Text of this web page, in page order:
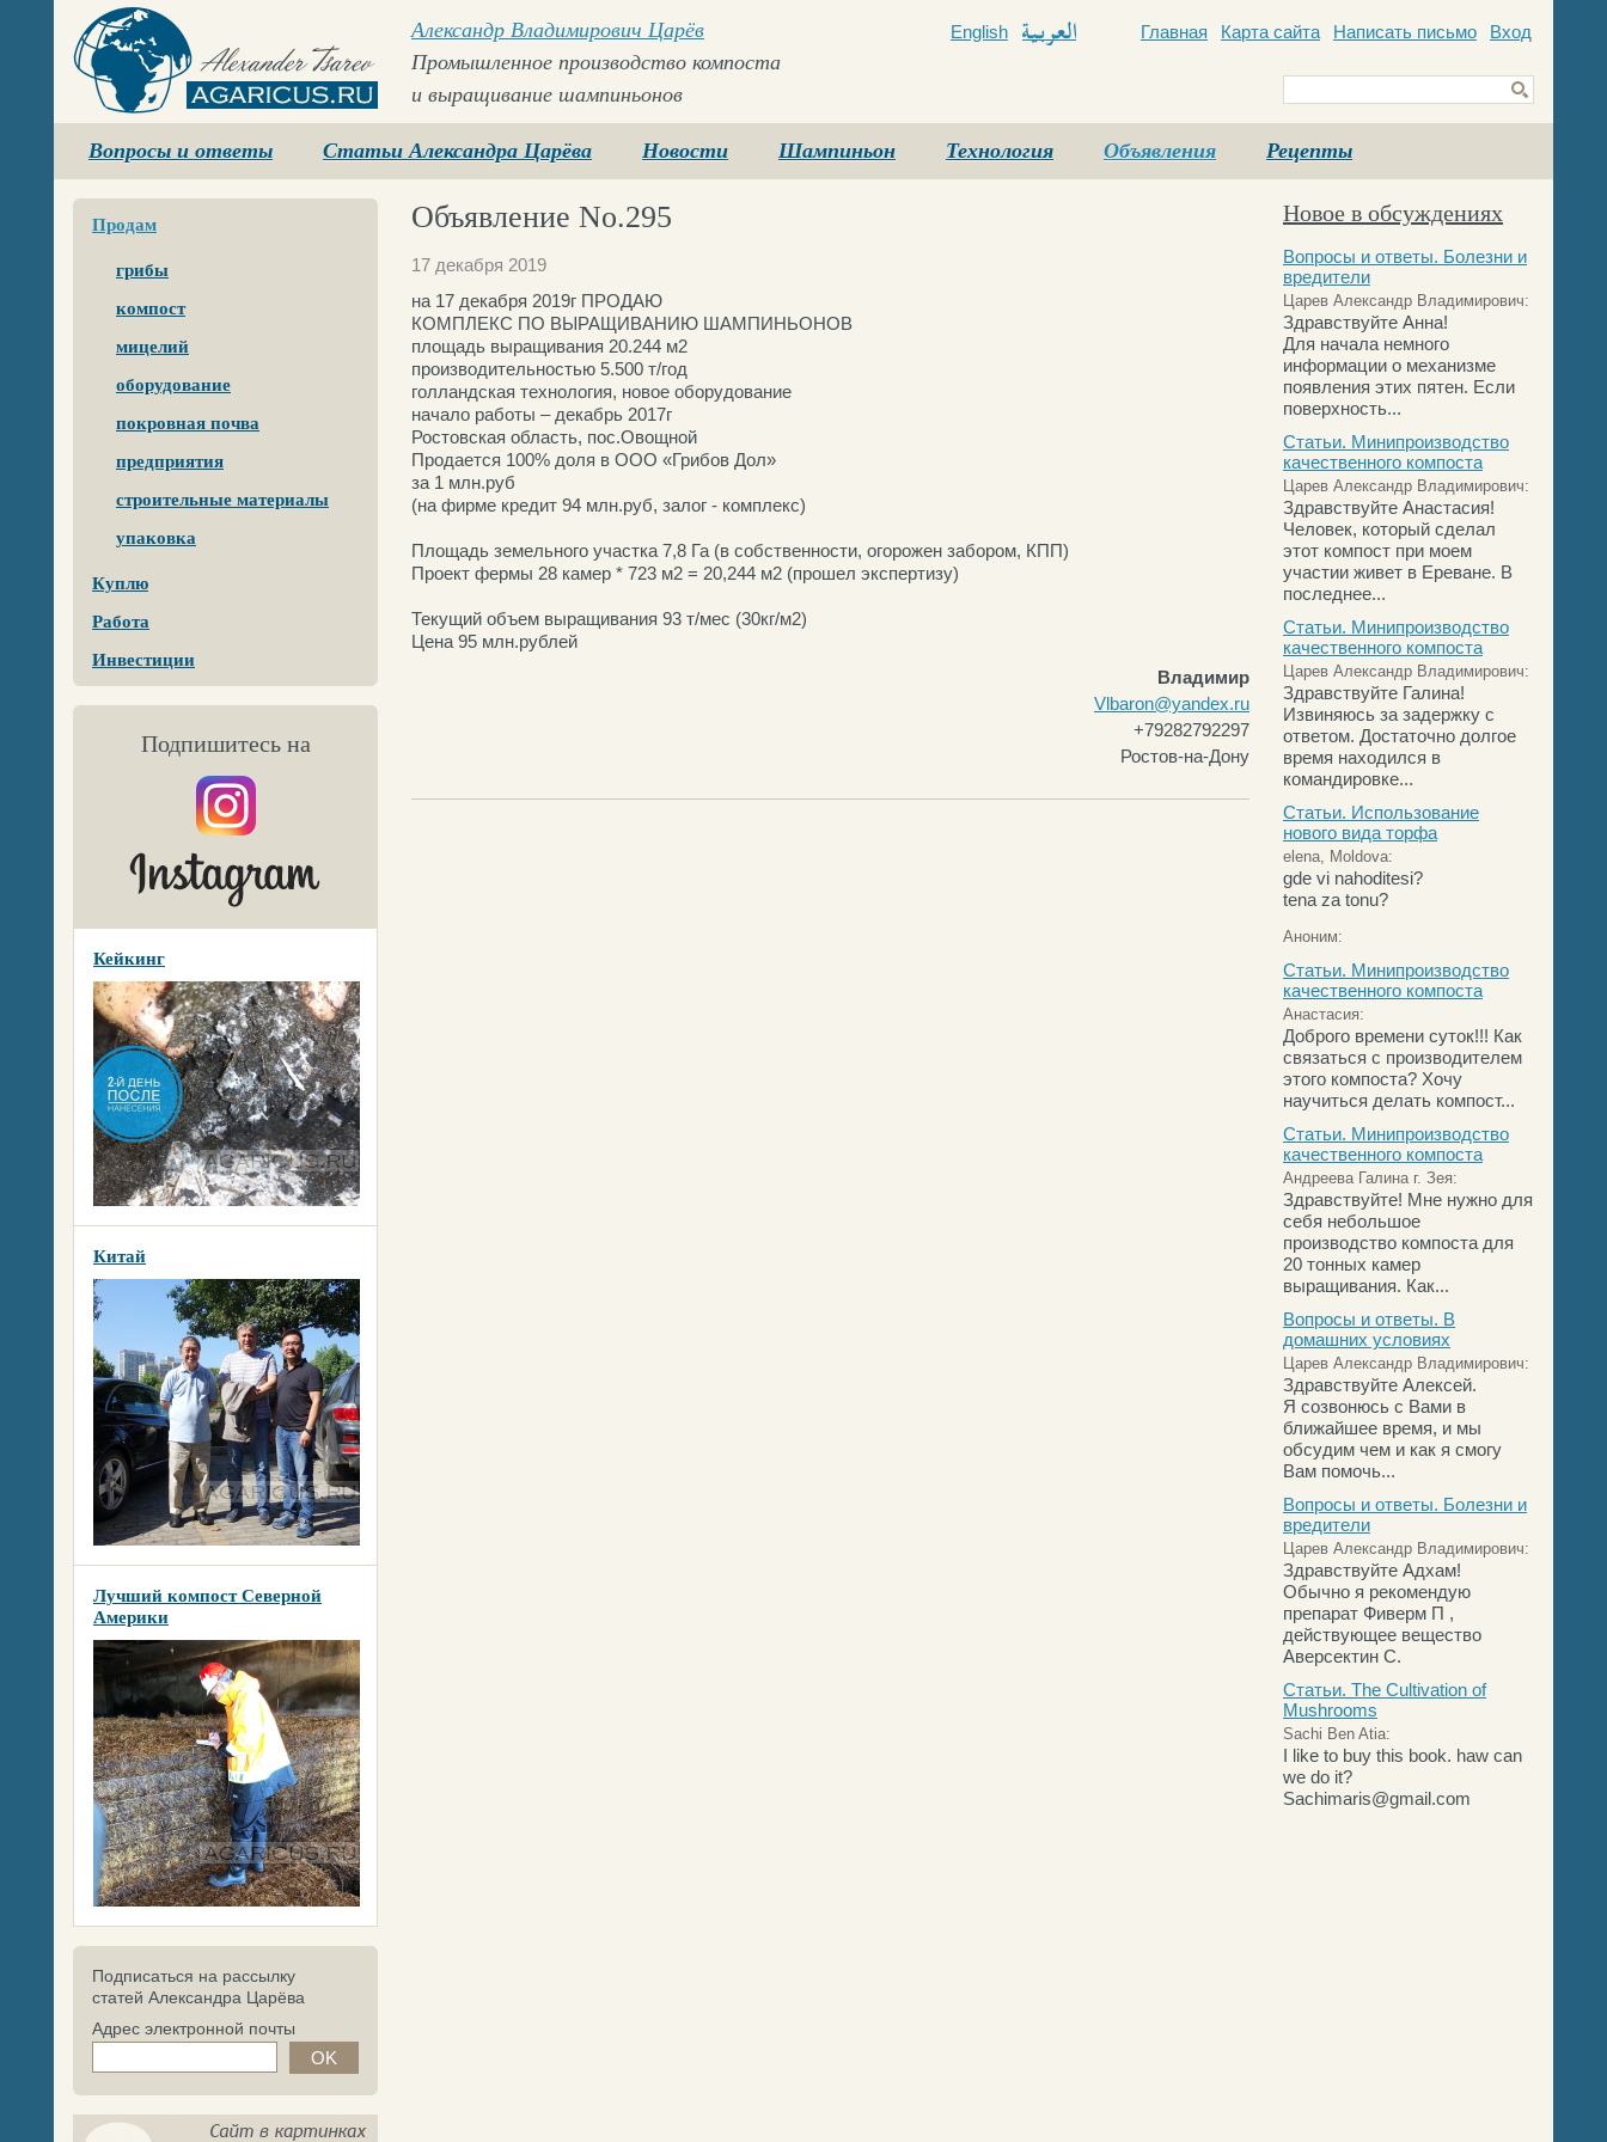
Agaricus.ru
Александр Владимирович Царёв
Промышленное производство компоста
и выращивание шампиньонов
English
Главная Карта сайта Написать письмо Вход
Вопросы и ответы Статьи Александра Царёва Новости Шампиньон Технология Объявления Рецепты
Продам
грибы
компост
мицелий
оборудование
покровная почва
предприятия
строительные материалы
упаковка
Куплю
Работа
Инвестиции
Подпишитесь на
Кейкинг
Китай
Лучший компост Северной
Америки
Подписаться на рассылку
статей Александра Царёва
Адрес электронной почты
Объявление No.295
17 декабря 2019
на 17 декабря 2019г ПРОДАЮ
КОМПЛЕКС ПО ВЫРАЩИВАНИЮ ШАМПИНЬОНОВ
площадь выращивания 20.244 м2
производительностью 5.500 т/год
голландская технология, новое оборудование
начало работы – декабрь 2017г
Ростовская область, пос.Овощной
Продается 100% доля в ООО «Грибов Дол»
за 1 млн.руб
(на фирме кредит 94 млн.руб, залог - комплекс)
Площадь земельного участка 7,8 Га (в собственности, огорожен забором, КПП)
Проект фермы 28 камер * 723 м2 = 20,244 м2 (прошел экспертизу)
Текущий объем выращивания 93 т/мес (30кг/м2)
Цена 95 млн.рублей
Владимир
Vlbaron@yandex.ru
+79282792297
Ростов-на-Дону
Новое в обсуждениях
Вопросы и ответы. Болезни и
вредители
Царев Александр Владимирович:
Здравствуйте Анна!
Для начала немного
информации о механизме
появления этих пятен. Если
поверхность...
Статьи. Минипроизводство
качественного компоста
Царев Александр Владимирович:
Здравствуйте Анастасия!
Человек, который сделал
этот компост при моем
участии живет в Ереване. В
последнее...
Статьи. Минипроизводство
качественного компоста
Царев Александр Владимирович:
Здравствуйте Галина!
Извиняюсь за задержку с
ответом. Достаточно долгое
время находился в
командировке...
Статьи. Использование
нового вида торфа
elena, Moldova:
gde vi nahoditesi?
tena za tonu?
Аноним:
Статьи. Минипроизводство
качественного компоста
Анастасия:
Доброго времени суток!!! Как
связаться с производителем
этого компоста? Хочу
научиться делать компост...
Статьи. Минипроизводство
качественного компоста
Андреева Галина г. Зея:
Здравствуйте! Мне нужно для
себя небольшое
производство компоста для
20 тонных камер
выращивания. Как...
Вопросы и ответы. В
домашних условиях
Царев Александр Владимирович:
Здравствуйте Алексей.
Я созвонюсь с Вами в
ближайшее время, и мы
обсудим чем и как я смогу
Вам помочь...
Вопросы и ответы. Болезни и
вредители
Царев Александр Владимирович:
Здравствуйте Адхам!
Обычно я рекомендую
препарат Фиверм П ,
действующее вещество
Аверсектин С.
Статьи. The Cultivation of
Mushrooms
Sachi Ben Atia:
I like to buy this book. haw can
we do it?
Sachimaris@gmail.com